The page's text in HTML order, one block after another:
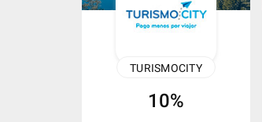
TURISMOCITY
10%